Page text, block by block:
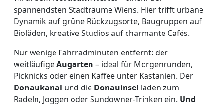
spannendsten Stadträume Wiens. Hier trifft urbane
Dynamik auf grüne Rückzugsorte, Baugruppen auf
Bioläden, kreative Studios auf charmante Cafés.
Nur wenige Fahrradminuten entfernt: der
weitläufigeAugarten – ideal für Morgenrunden,
Picknicks oder einen Kaffee unter Kastanien. Der
Donaukanal und die Donauinsel laden zum
Radeln, Joggen oder Sundowner-Trinken ein. Und